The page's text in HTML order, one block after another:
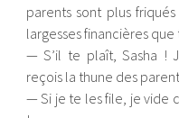
parents sont plus
largesses financières
— S’il te plaît, Sasha !
reçois la thune des
— Si je te les file, je vide